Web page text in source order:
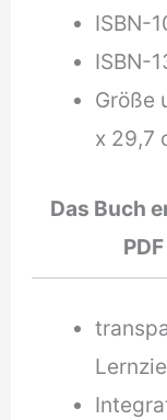
ISBN-
ISBN-
Größe
x 29,7
Das Buch